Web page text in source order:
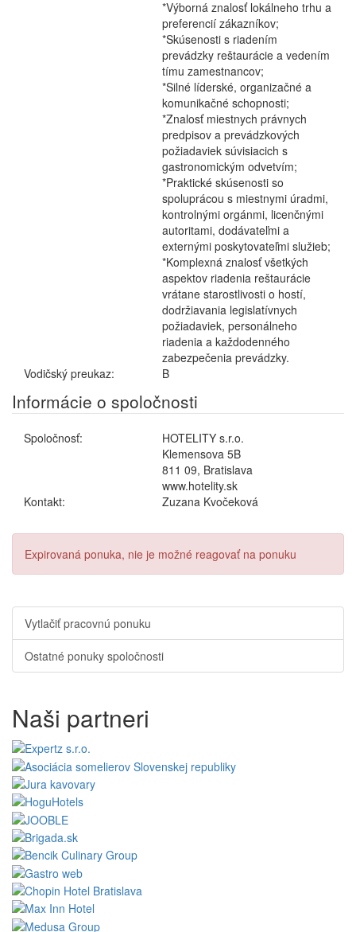
*Výborná znalosť lokálneho trhu a
preferencií zákazníkov;
*Skúsenosti s riadením
prevádzky reštaurácie a vedením
tímu zamestnancov;
*Silné líderské, organizačné a
komunikačné schopnosti;
*Znalosť miestnych právnych
predpisov a prevádzkových
požiadaviek súvisiacich s
gastronomickým odvetvím;
*Praktické skúsenosti so
spoluprácou s miestnymi úradmi,
kontrolnými orgánmi, licenčnými
autoritami, dodávateľmi a
externými poskytovateľmi služieb;
*Komplexná znalosť všetkých
aspektov riadenia reštaurácie
vrátane starostlivosti o hostí,
dodržiavania legislatívnych
požiadaviek, personálneho
riadenia a každodenného
zabezpečenia prevádzky.
Vodičský preukaz:
B
Informácie o spoločnosti
Spoločnosť:
HOTELITY s.r.o.
Klemensova 5B
811 09, Bratislava
www.hotelity.sk
Kontakt:
Zuzana Kvočeková
Expirovaná ponuka, nie je možné reagovať na ponuku
Vytlačiť pracovnú ponuku
Ostatné ponuky spoločnosti
Naši partneri